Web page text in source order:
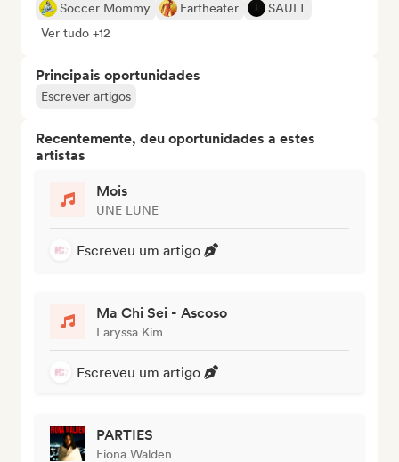
Soccer Mommy
Eartheater
SAULT
Ver tudo +12
Principais oportunidades
Escrever artigos
Recentemente, deu oportunidades a estes
artistas
Mois
UNE LUNE
Escreveu um artigo
Ma Chi Sei - Ascoso
Laryssa Kim
Escreveu um artigo
PARTIES
Fiona Walden